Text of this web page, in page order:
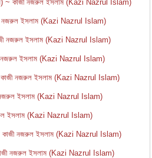
~ কাজী নজরুল ইসলাম (Kazi Nazrul Islam)
নজরুল ইসলাম (Kazi Nazrul Islam)
নজরুল ইসলাম (Kazi Nazrul Islam)
নজরুল ইসলাম (Kazi Nazrul Islam)
নজরুল ইসলাম (Kazi Nazrul Islam)
নজরুল ইসলাম (Kazi Nazrul Islam)
ইসলাম (Kazi Nazrul Islam)
নজরুল ইসলাম (Kazi Nazrul Islam)
কাজী নজরুল ইসলাম (Kazi Nazrul Islam)